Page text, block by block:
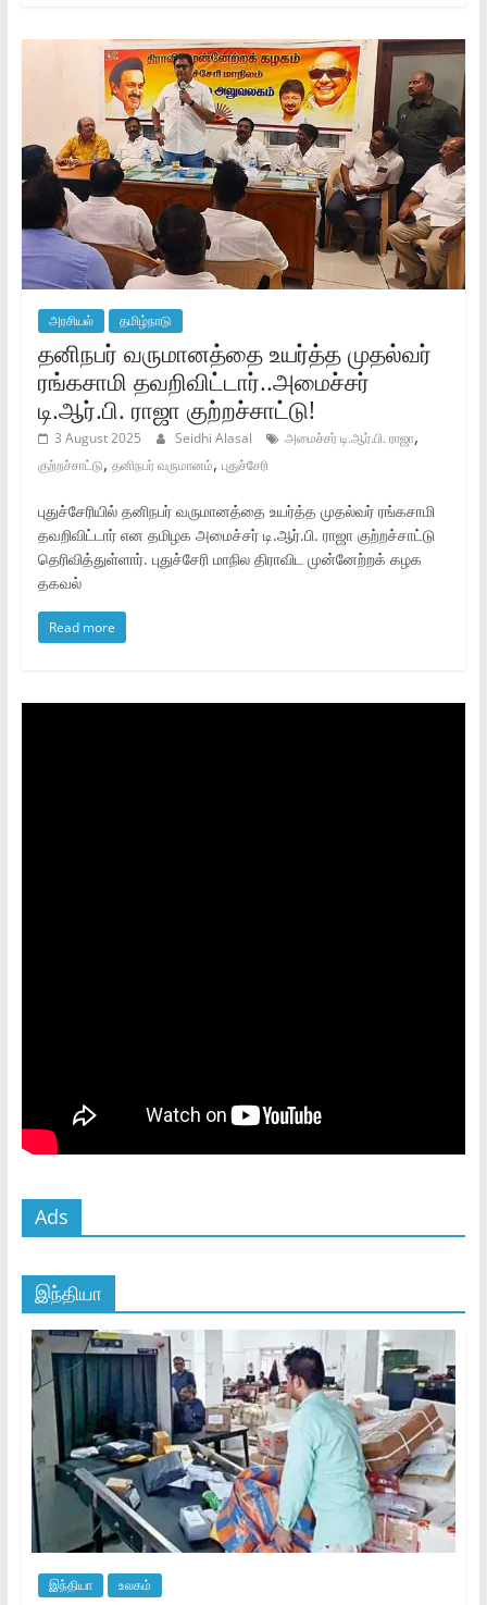
அரசியல் தமிழ்நாடு
தனிநபர் வருமானத்தை உயர்த்த முதல்வர்
ரங்கசாமி தவறிவிட்டார்..அமைச்சர்
டி.ஆர்.பி. ராஜா குற்றச்சாட்டு!
3 August 2025 Seidhi Alasal அமைச்சர் டி.ஆர்.பி. ராஜா,
குற்றச்சாட்டு, தனிநபர் வருமானம், புதுச்சேரி
புதுச்சேரியில் தனிநபர் வருமானத்தை உயர்த்த முதல்வர் ரங்கசாமி
தவறிவிட்டார் என தமிழக அமைச்சர் டி.ஆர்.பி. ராஜா குற்றச்சாட்டு
தெரிவித்துள்ளார். புதுச்சேரி மாநில திராவிட முன்னேற்றக் கழக
தகவல்
Read more
Ads
இந்தியா
இந்தியா உலகம்